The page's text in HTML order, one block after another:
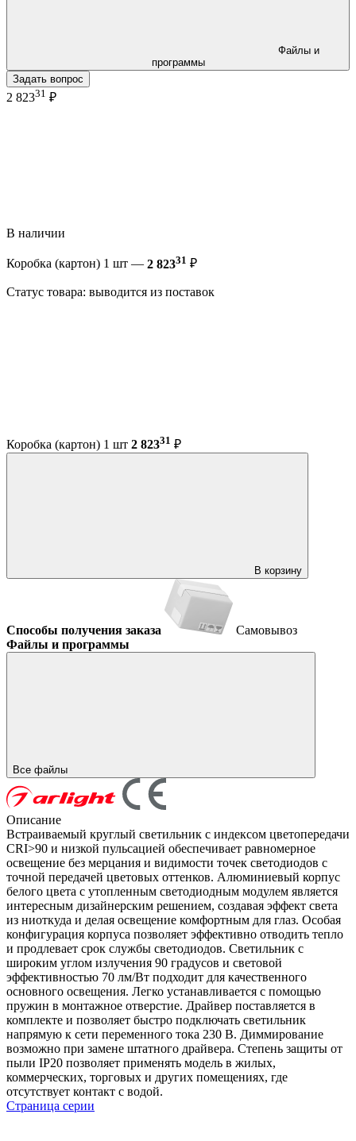
программы
Задать вопрос
2 82331 ₽
В наличии
Коробка (картон) 1 шт — 2 82331 ₽
Статус товара: выводится из поставок
Коробка (картон) 1 шт 2 82331 ₽
В корзину
Способы получения заказа
Самовывоз
Файлы и программы
Все файлы
Описание
Встраиваемый круглый светильник с индексом цветопередачи
CRI>90 и низкой пульсацией обеспечивает равномерное
освещение без мерцания и видимости точек светодиодов с
точной передачей цветовых оттенков. Алюминиевый корпус
белого цвета с утопленным светодиодным модулем является
интересным дизайнерским решением, создавая эффект света
из ниоткуда и делая освещение комфортным для глаз. Особая
конфигурация корпуса позволяет эффективно отводить тепло
и продлевает срок службы светодиодов. Светильник с
широким углом излучения 90 градусов и световой
эффективностью 70 лм/Вт подходит для качественного
основного освещения. Легко устанавливается с помощью
пружин в монтажное отверстие. Драйвер поставляется в
комплекте и позволяет быстро подключать светильник
напрямую к сети переменного тока 230 В. Диммирование
возможно при замене штатного драйвера. Степень защиты от
пыли IP20 позволяет применять модель в жилых,
коммерческих, торговых и других помещениях, где
отсутствует контакт с водой.
Страница серии